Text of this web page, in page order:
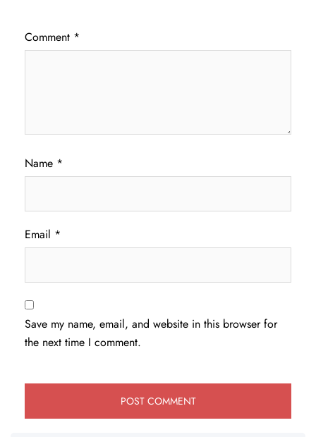
Comment *
Name *
Email *
Save my name, email, and website in this browser for
the next time I comment.